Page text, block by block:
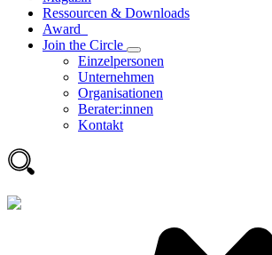
Ressourcen & Downloads
Award
Join the Circle
Einzelpersonen
Unternehmen
Organisationen
Berater:innen
Kontakt